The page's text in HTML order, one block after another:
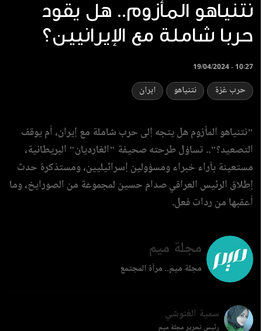
نتنياهو المأزوم.. هل يقود
حربا شاملة مع الإيرانيين؟
19/04/2024 - 10:27
حرب غزة نتنياهو ايران
"نتنياهو المأزوم هل يتجه إلى حرب شاملة مع إيران، أم يوقف
التصعيد؟".. تساؤل طرحته صحيفة "الغارديان" البريطانية،
مستعينة بآراء خبراء ومسؤولين إسرائيليين، ومستذكرة حدث
إطلاق الرئيس العراقي صدام حسين لمجموعة من الصورايخ، وما
أعقبها من ردات فعل.
مجلة ميم
مجلة ميم.. مرآة المجتمع
سمية الغنوشي
رئيس تحرير مجلة ميم